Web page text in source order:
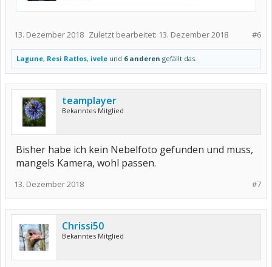
#6
13. Dezember 2018 Zuletzt bearbeitet: 13. Dezember 2018
Lagune, Resi Ratlos, ivele und 6 anderen gefällt das.
teamplayer
Bekanntes Mitglied
Bisher habe ich kein Nebelfoto gefunden und muss,
mangels Kamera, wohl passen.
#7
13. Dezember 2018
Chrissi50
Bekanntes Mitglied